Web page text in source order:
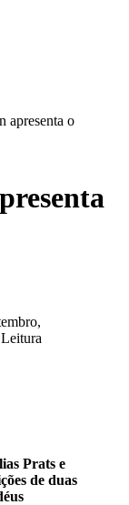
apresenta o
Prats e
de duas